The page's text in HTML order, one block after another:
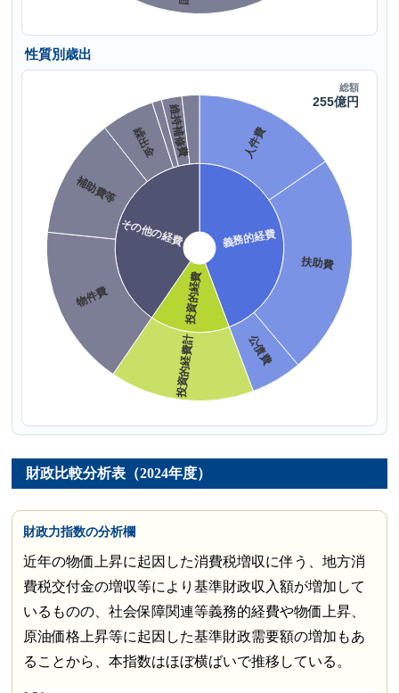
性質別歳出
財政比較分析表（2024年度）
財政力指数の分析欄
近年の物価上昇に起因した消費税増収に伴う、地方消
費税交付金の増収等により基準財政収入額が増加して
いるものの、社会保障関連等義務的経費や物価上昇、
原油価格上昇等に起因した基準財政需要額の増加もあ
ることから、本指数はほぼ横ばいで推移している。